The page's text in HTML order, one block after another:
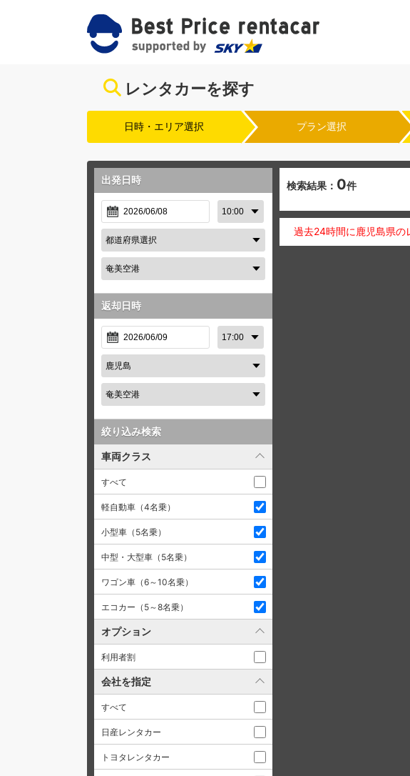
レンタカーを探す
日時・エリア選択 プラン選択
出発日時
返却日時
絞り込み検索
車両クラス
すべて
軽自動車（4名乗）
小型車（5名乗）
中型・大型車（5名乗）
ワゴン車（6～10名乗）
エコカー（5～8名乗）
オプション
利用者割
会社を指定
すべて
日産レンタカー
トヨタレンタカー
検索結果： 0件
過去24時間に鹿児島県の